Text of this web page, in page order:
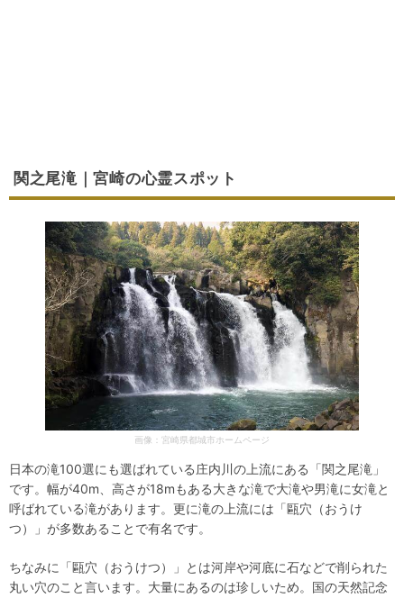
関之尾滝｜宮崎の心霊スポット
画像：宮崎県都城市ホームページ
日本の滝100選にも選ばれている庄内川の上流にある「関之尾滝」
です。幅が40m、高さが18mもある大きな滝で大滝や男滝に女滝と
呼ばれている滝があります。更に滝の上流には「甌穴（おうけ
つ）」が多数あることで有名です。
ちなみに「甌穴（おうけつ）」とは河岸や河底に石などで削られた
丸い穴のこと言います。大量にあるのは珍しいため。国の天然記念